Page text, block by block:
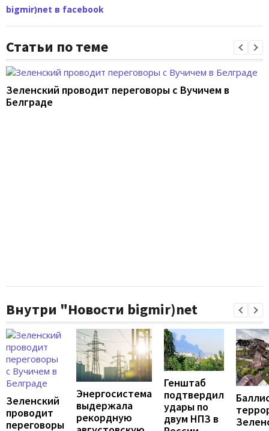
bigmir)net в facebook
Статьи по теме
Зеленский проводит переговоры с Вучичем в
Белграде
Внутри "Новости bigmir)net
Зеленский
проводит
переговоры
Энергосистема
выдержала
рекордную
Генштаб
подтвердил
удары по
двум НПЗ в